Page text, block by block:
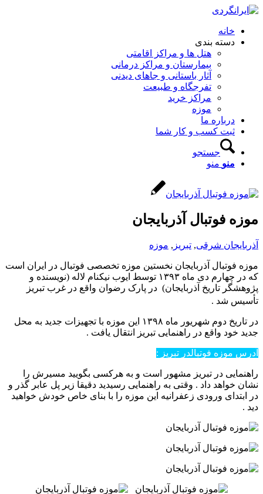
خانه
دسته بندی
هتل ها و مراکز اقامتی
بیمارستان و مراکز درمانی
آثار باستانی و جاهای دیدنی
تفرجگاه و طبیعت
مراکز خرید
موزه
درباره ما
ثبت کسب و کار شما
جستجو
منو منو
موزه فوتبال آذربایجان
آذربایجان شرقی, تبریز , موزه
موزه فوتبال آذربایجان نخستین موزه تخصصی فوتبال در ایران است
که در چهارم دی ماه ۱۳۹۳ توسط ایوب نیکنام لاله (نویسنده و
پژوهشگر تاریخ آذربایجان) در پارک رضوان واقع در غرب تبریز
تأسیس شد .
در تاریخ دوم شهریور ماه ۱۳۹۸ این موزه با تجهیزات جدید به محل
جدید خود واقع در راهنمایی تبریز انتقال یافت .
آدرس موزه فوتبالدر تبریز :
راهنمایی در تبریز مشهور است و به هرکسی بگویید مسیرش را
نشان خواهد داد . وقتی به راهنمایی رسیدید دقیقا زیر پل عابر گذر و
در ابتدای ورودی زعفرانیه این موزه را با بنای خاص خودش خواهید
دید .